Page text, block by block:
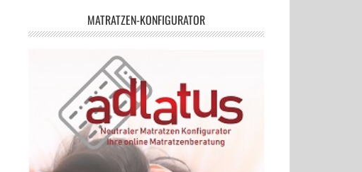
MATRATZEN-KONFIGURATOR